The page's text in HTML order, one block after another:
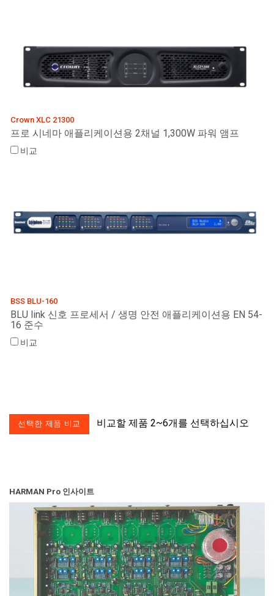
Crown XLC 21300
프로 시네마 애플리케이션용 2채널 1,300W 파워 앰프
비교
BSS BLU-160
BLU link 신호 프로세서 / 생명 안전 애플리케이션용 EN 54-
16 준수
비교
비교할 제품 2~6개를 선택하십시오
HARMAN Pro 인사이트